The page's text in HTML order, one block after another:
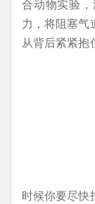
合动物实验
力，将阻塞气
从背后紧紧抱
时候你要尽快